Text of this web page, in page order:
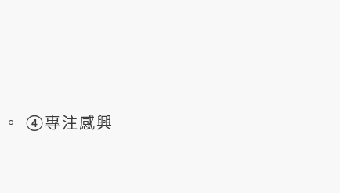
④專注感興